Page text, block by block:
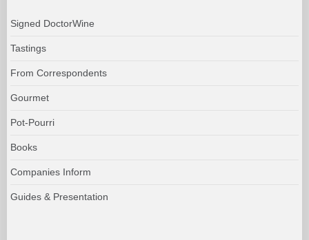
Signed DoctorWine
Tastings
From Correspondents
Gourmet
Pot-Pourri
Books
Companies Inform
Guides & Presentation